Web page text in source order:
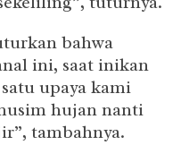
bahwa
ini, saat inikan
upaya kami
hujan nanti
tambahnya.